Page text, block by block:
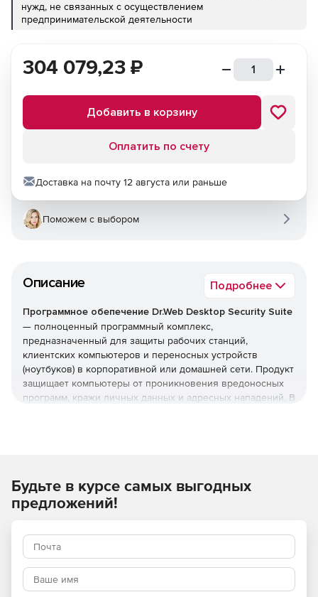
нужд, не связанных с осуществлением
предпринимательской деятельности
Описание Подробнее
Программное обепечение Dr.Web Desktop Security Suite
— полноценный программный комплекс,
предназначенный для защиты рабочих станций,
клиентских компьютеров и переносных устройств
(ноутбуков) в корпоративной или домашней сети. Продукт
защищает компьютеры от проникновения вредоносных
программ, кражи личных данных и адресных нападений. В
Преимущества Dr.Web Desktop
Наличие сертификатов
Dr.Web Desktop Security Suite имеет сертификаты
соответствия ФСТЭК России и ФСБ. Это означает, что
304 079,23 ₽
Добавить в корзину
Оплатить по счету
Доставка на почту 12 августа или раньше
Поможем с выбором
Будьте в курсе самых выгодных
предложений!